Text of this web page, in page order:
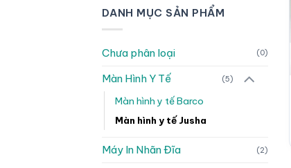
DANH MỤC SẢN PHẨM
Chưa phân loại (0)
Màn Hình Y Tế (5)
Màn hình y tế Barco
Màn hình y tế Jusha
Máy In Nhãn Đĩa (2)